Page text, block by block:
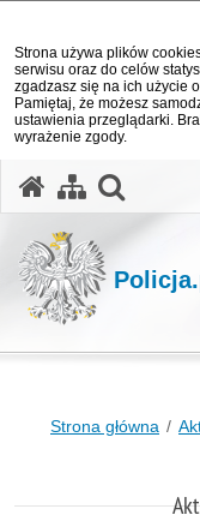
Strona używa plików
serwisu oraz do celów
zgadzasz się na ich użycie
Pamiętaj, że możesz
ustawienia przeglądarki.
wyrażenie zgody.
Strona główna